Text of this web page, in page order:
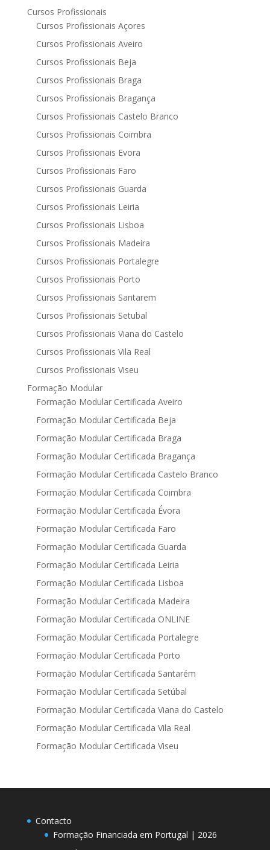
Cursos Profissionais
Cursos Profissionais Açores
Cursos Profissionais Aveiro
Cursos Profissionais Beja
Cursos Profissionais Braga
Cursos Profissionais Bragança
Cursos Profissionais Castelo Branco
Cursos Profissionais Coimbra
Cursos Profissionais Evora
Cursos Profissionais Faro
Cursos Profissionais Guarda
Cursos Profissionais Leiria
Cursos Profissionais Lisboa
Cursos Profissionais Madeira
Cursos Profissionais Portalegre
Cursos Profissionais Porto
Cursos Profissionais Santarem
Cursos Profissionais Setubal
Cursos Profissionais Viana do Castelo
Cursos Profissionais Vila Real
Cursos Profissionais Viseu
Formação Modular
Formação Modular Certificada Aveiro
Formação Modular Certificada Beja
Formação Modular Certificada Braga
Formação Modular Certificada Bragança
Formação Modular Certificada Castelo Branco
Formação Modular Certificada Coimbra
Formação Modular Certificada Évora
Formação Modular Certificada Faro
Formação Modular Certificada Guarda
Formação Modular Certificada Leiria
Formação Modular Certificada Lisboa
Formação Modular Certificada Madeira
Formação Modular Certificada ONLINE
Formação Modular Certificada Portalegre
Formação Modular Certificada Porto
Formação Modular Certificada Santarém
Formação Modular Certificada Setúbal
Formação Modular Certificada Viana do Castelo
Formação Modular Certificada Vila Real
Formação Modular Certificada Viseu
Contacto
Formação Financiada em Portugal | 2026